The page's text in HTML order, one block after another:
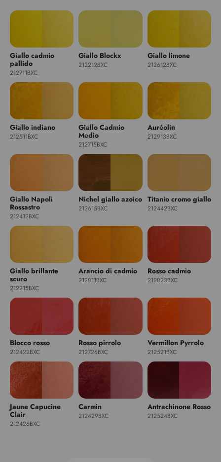
Giallo cadmio
pallido
212711BXC
Giallo Blockx
212212BXC
Giallo limone
212612BXC
Giallo indiano
212511BXC
Giallo Cadmio
Medio
212715BXC
Auréolin
212913BXC
Giallo Napoli
Rossastro
212412BXC
Nichel giallo azoico
212615BXC
Titanio cromo giallo
212442BXC
Giallo brillante
scuro
212215BXC
Arancio di cadmio
212811BXC
Rosso cadmio
212823BXC
Blocco rosso
212422BXC
Rosso pirrolo
212726BXC
Vermillon Pyrrolo
212521BXC
Jaune Capucine
Clair
212426BXC
Carmin
212429BXC
Antrachinone Rosso
212524BXC